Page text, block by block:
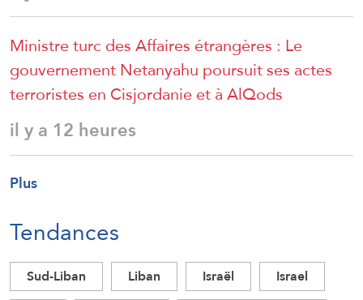
Ministre turc des Affaires étrangères : Le
gouvernement Netanyahu poursuit ses actes
terroristes en Cisjordanie et à AlQods
il y a 12 heures
Plus
Tendances
Sud-Liban Liban Israël
Israel